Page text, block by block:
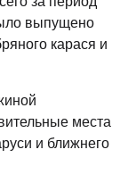
выпущено
карася и
места
и ближнего